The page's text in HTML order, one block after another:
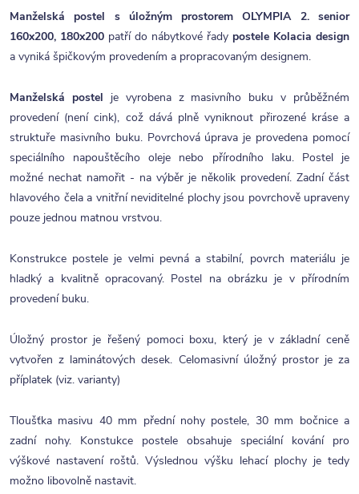
Manželská postel s úložným prostorem OLYMPIA 2. senior
160x200, 180x200 patří do nábytkové řady postele Kolacia design
a vyniká špičkovým provedením a propracovaným designem.
Manželská postel je vyrobena z masivního buku v průběžném
provedení (není cink), což dává plně vyniknout přirozené kráse a
struktuře masivního buku. Povrchová úprava je provedena pomocí
speciálního napouštěcího oleje nebo přírodního laku. Postel je
možné nechat namořit - na výběr je několik provedení. Zadní část
hlavového čela a vnitřní neviditelné plochy jsou povrchově upraveny
pouze jednou matnou vrstvou.
Konstrukce postele je velmi pevná a stabilní, povrch materiálu je
hladký a kvalitně opracovaný. Postel na obrázku je v přírodním
provedení buku.
Úložný prostor je řešený pomoci boxu, který je v základní ceně
vytvořen z laminátových desek. Celomasivní úložný prostor je za
příplatek (viz. varianty)
Tloušťka masivu 40 mm přední nohy postele, 30 mm bočnice a
zadní nohy. Konstukce postele obsahuje speciální kování pro
výškové nastavení roštů. Výslednou výšku lehací plochy je tedy
možno libovolně nastavit.